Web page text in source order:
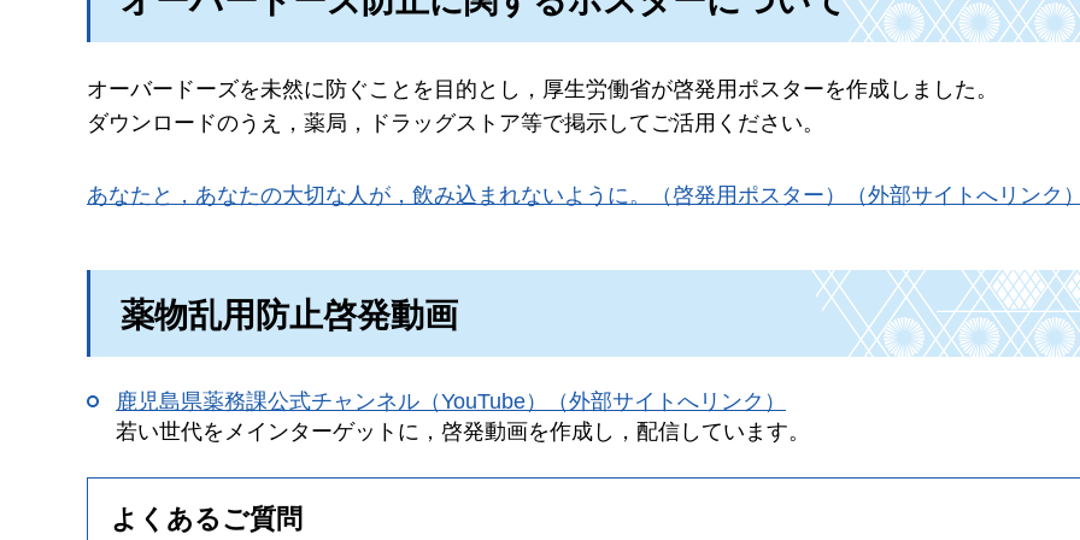
オーバードーズを未然に防ぐことを目的とし，厚生労働省が啓発用ポスターを作成しました。
ダウンロードのうえ，薬局，ドラッグストア等で掲示してご活用ください。
あなたと，あなたの大切な人が，飲み込まれないように。（啓発用ポスター）（外部サイトへリンク
薬物乱用防止啓発動画
鹿児島県薬務課公式チャンネル（YouTube）（外部サイトへリンク）
若い世代をメインターゲットに，啓発動画を作成し，配信しています。
よくあるご質問